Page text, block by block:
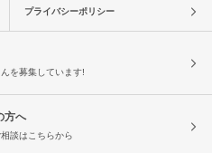
プライバシーポリシー
を募集しています!
方へ
談はこちらから